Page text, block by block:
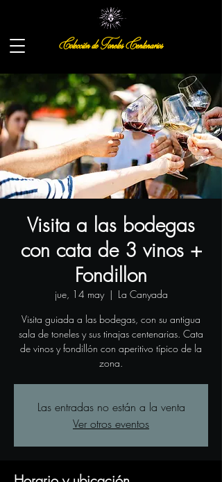
Colección de Toneles Centenarios
Visita a las bodegas
con cata de 3 vinos +
Fondillon
jue, 14 may
  |
La Canyada
Visita guiada a las bodegas, con su antigua
sala de toneles y sus tinajas centenarias. Cata
de vinos y fondillón con aperitivo típico de la
zona.
Las entradas no están a la venta
Ver otros eventos